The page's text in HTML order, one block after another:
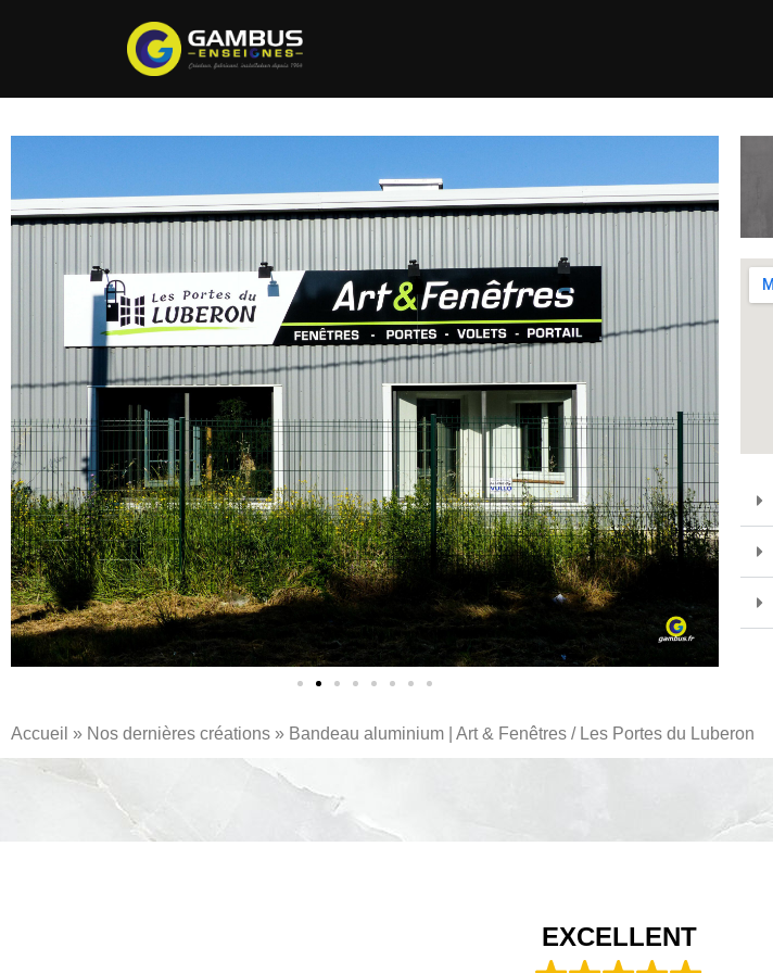
Accueil » Nos dernières créations » Bandeau aluminium | Art & Fenêtres / Les Portes du Luberon
EXCELLENT